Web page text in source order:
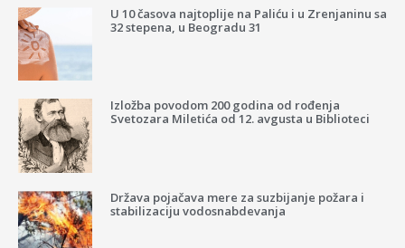
U 10 časova najtoplije na Paliću i u Zrenjaninu sa
32 stepena, u Beogradu 31
Izložba povodom 200 godina od rođenja
Svetozara Miletića od 12. avgusta u Biblioteci
Država pojačava mere za suzbijanje požara i
stabilizaciju vodosnabdevanja